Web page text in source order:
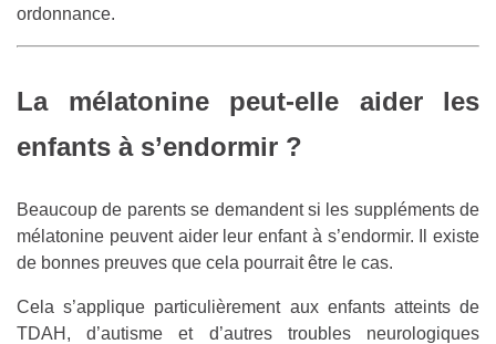
ordonnance.
La mélatonine peut-elle aider les
enfants à s’endormir ?
Beaucoup de parents se demandent si les suppléments de
mélatonine peuvent aider leur enfant à s’endormir. Il existe
de bonnes preuves que cela pourrait être le cas.
Cela s’applique particulièrement aux enfants atteints de
TDAH, d’autisme et d’autres troubles neurologiques